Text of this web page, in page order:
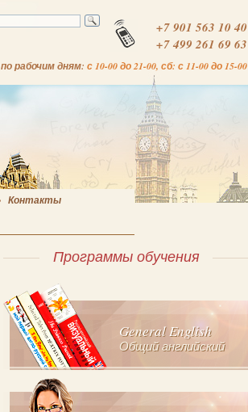
+7 901 563 10 40
+7 499 261 69 63
по рабочим дням: с 10-00 до 21-00, сб: с 11-00 до 15-00
Контакты
Программы обучения
General English
Общий английский